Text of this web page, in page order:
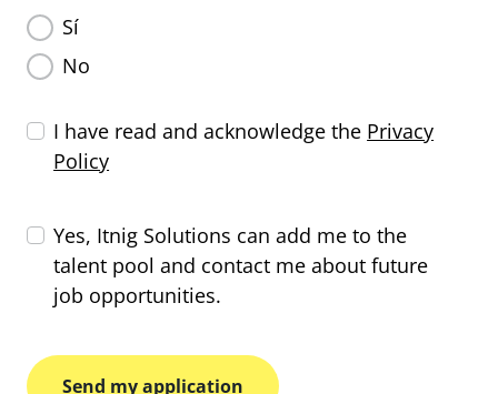
Sí
No
I have read and acknowledge the Privacy
Policy
Yes, Itnig Solutions can add me to the
talent pool and contact me about future
job opportunities.
Send my application